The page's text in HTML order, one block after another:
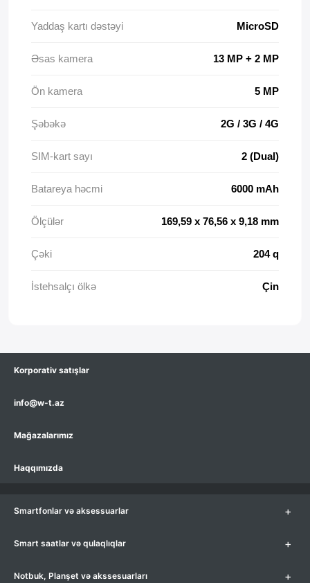
Yaddaş kartı dəstəyi MicroSD
Əsas kamera 13 MP + 2 MP
Ön kamera 5 MP
Şəbəkə 2G / 3G / 4G
SIM-kart sayı 2 (Dual)
Batareya həcmi 6000 mAh
Ölçülər 169,59 x 76,56 x 9,18 mm
Çəki 204 q
İstehsalçı ölkə Çin
Korporativ satışlar
info@w-t.az
Mağazalarımız
Haqqımızda
Smartfonlar və aksessuarlar +
Smart saatlar və qulaqlıqlar +
Notbuk, Planşet və akssesuarları +